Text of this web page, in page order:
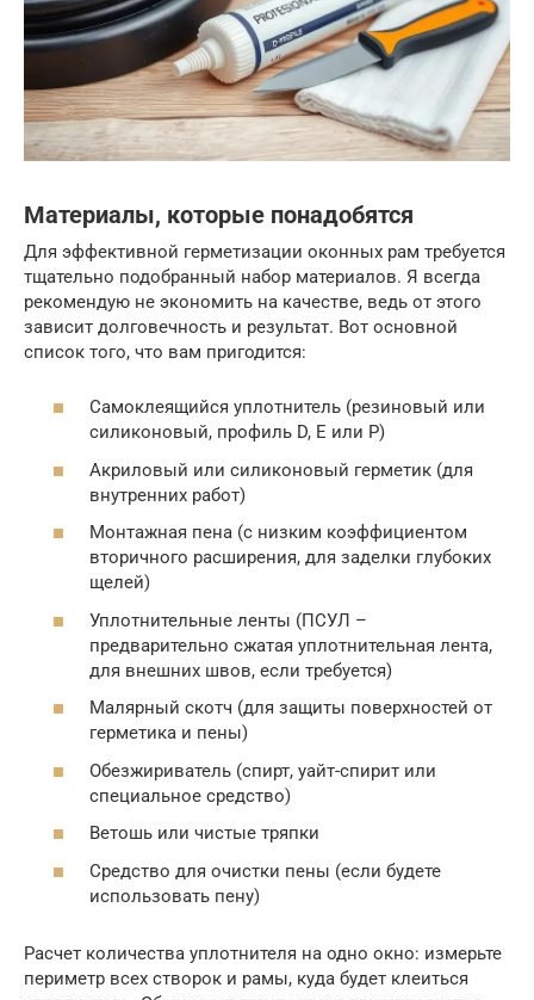
Материалы, которые понадобятся
Для эффективной герметизации оконных рам требуется
тщательно подобранный набор материалов. Я всегда
рекомендую не экономить на качестве, ведь от этого
зависит долговечность и результат. Вот основной
список того, что вам пригодится:
Самоклеящийся уплотнитель (резиновый или
силиконовый, профиль D, E или P)
Акриловый или силиконовый герметик (для
внутренних работ)
Монтажная пена (с низким коэффициентом
вторичного расширения, для заделки глубоких
щелей)
Уплотнительные ленты (ПСУЛ –
предварительно сжатая уплотнительная лента,
для внешних швов, если требуется)
Малярный скотч (для защиты поверхностей от
герметика и пены)
Обезжириватель (спирт, уайт-спирит или
специальное средство)
Ветошь или чистые тряпки
Средство для очистки пены (если будете
использовать пену)
Расчет количества уплотнителя на одно окно: измерьте
периметр всех створок и рамы, куда будет клеиться